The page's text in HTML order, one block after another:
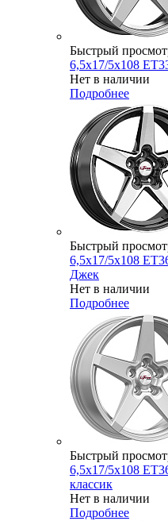
Быстрый
6,5x17/5x108
Нет в наличии
Подробнее
Быстрый
6,5x17/5x108
Джек
Нет в наличии
Подробнее
Быстрый
6,5x17/5x108
классик
Нет в наличии
Подробнее